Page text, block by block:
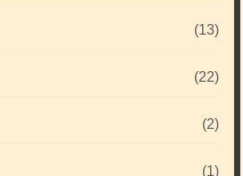
(13)
(22)
(2)
(1)